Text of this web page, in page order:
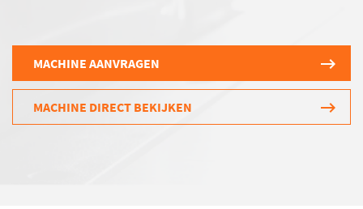
MACHINE AANVRAGEN
MACHINE DIRECT BEKIJKEN